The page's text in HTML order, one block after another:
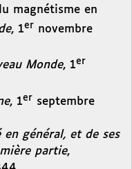
magnétisme en
, 1er novembre
Monde, 1er
, 1er septembre
en général, et de ses
partie,